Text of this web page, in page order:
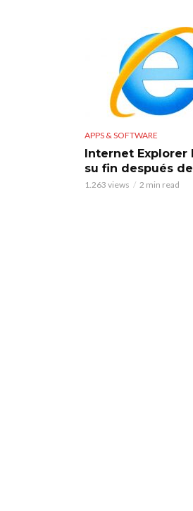
APPS & SOFTWARE
Internet Explorer
su fin después
1.263 views 2 min read